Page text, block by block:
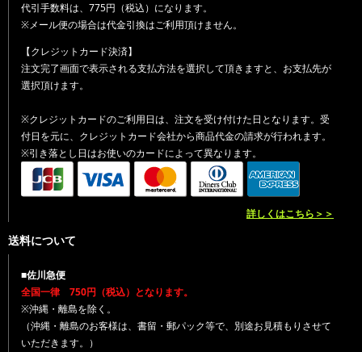
代引手数料は、775円（税込）になります。
※メール便の場合は代金引換はご利用頂けません。
【クレジットカード決済】
注文完了画面で表示される支払方法を選択して頂きますと、お支払先が
選択頂けます。
※クレジットカードのご利用日は、注文を受け付けた日となります。受
付日を元に、クレジットカード会社から商品代金の請求が行われます。
※引き落とし日はお使いのカードによって異なります。
詳しくはこちら＞＞
送料について
■佐川急便
全国一律 750円（税込）となります。
※沖縄・離島を除く。
（沖縄・離島のお客様は、書留・郵パック等で、別途お見積もりさせて
いただきます。）